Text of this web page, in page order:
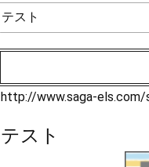
テスト
http://www.saga-
テスト